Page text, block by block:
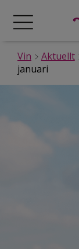
Vin Aktuellt
januari